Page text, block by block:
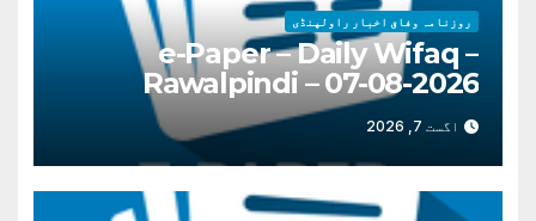
روزنامہ وفاق اخبار راولپنڈی
e-Paper – Daily Wifaq –
Rawalpindi – 07-08-2026
اگست 7, 2026